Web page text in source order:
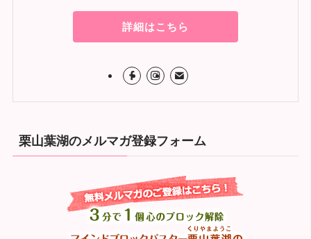
詳細はこちら
栗山葉湖のメルマガ登録フォーム